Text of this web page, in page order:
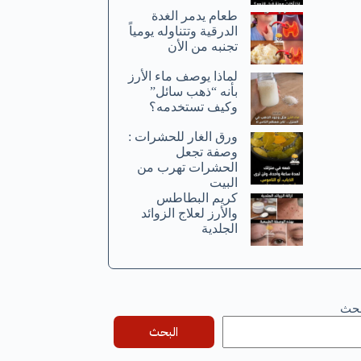
طعام يدمر الغدة
الدرقية وتتناوله يومياً
تجنبه من الأن
لماذا يوصف ماء الأرز
بأنه “ذهب سائل”
وكيف تستخدمه؟
ورق الغار للحشرات :
وصفة تجعل
الحشرات تهرب من
البيت
كريم البطاطس
والأرز لعلاج الزوائد
الجلدية
البحث